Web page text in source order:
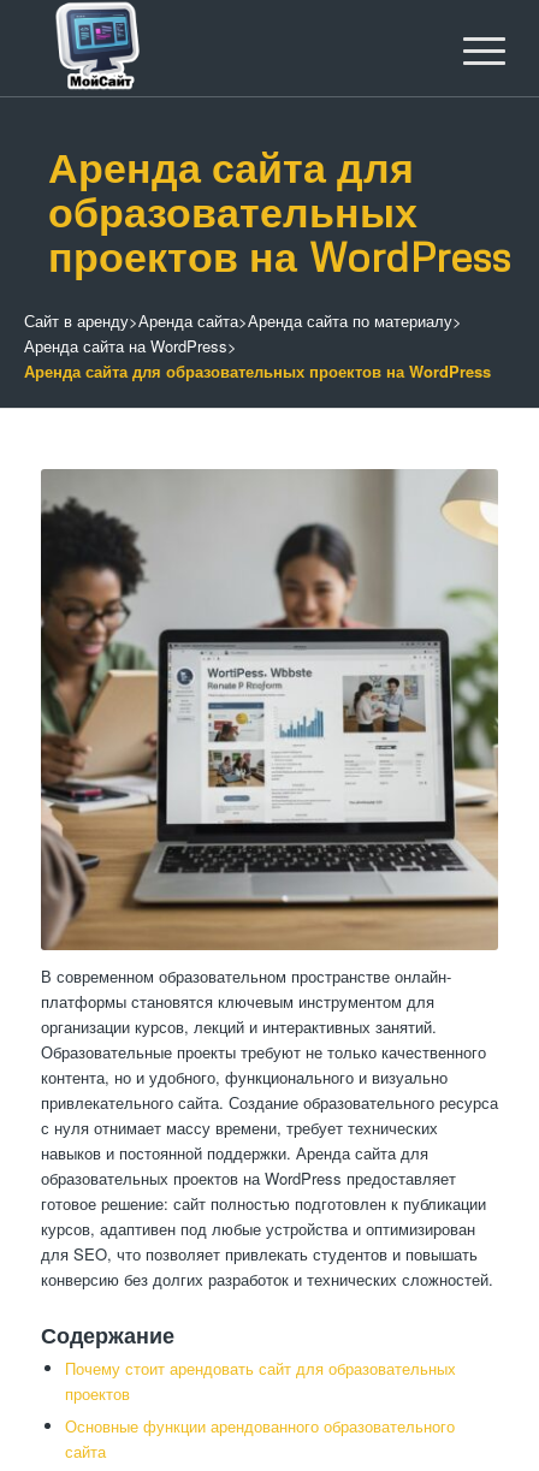
Аренда сайта для
образовательных
проектов на WordPress
Сайт в аренду>Аренда сайта>Аренда сайта по материалу>
Аренда сайта на WordPress>
Аренда сайта для образовательных проектов на WordPress
В современном образовательном пространстве онлайн-
платформы становятся ключевым инструментом для
организации курсов, лекций и интерактивных занятий.
Образовательные проекты требуют не только качественного
контента, но и удобного, функционального и визуально
привлекательного сайта. Создание образовательного ресурса
с нуля отнимает массу времени, требует технических
навыков и постоянной поддержки. Аренда сайта для
образовательных проектов на WordPress предоставляет
готовое решение: сайт полностью подготовлен к публикации
курсов, адаптивен под любые устройства и оптимизирован
для SEO, что позволяет привлекать студентов и повышать
конверсию без долгих разработок и технических сложностей.
Содержание
Почему стоит арендовать сайт для образовательных
проектов
Основные функции арендованного образовательного
сайта